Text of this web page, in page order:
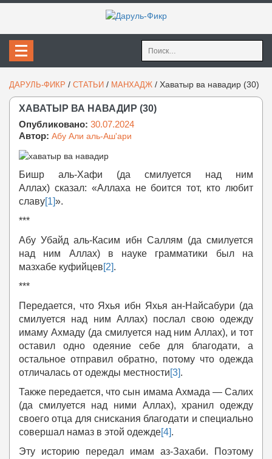
Найти:
ДАРУЛЬ-ФИКР / СТАТЬИ / МАНХАДЖ / Хаватыр ва навадир (30)
ХАВАТЫР ВА НАВАДИР (30)
Опубликовано: 30.07.2024
Автор: Абу Али аль-Аш'ари
Бишр аль-Хафи (да смилуется над ним
Аллах) сказал: «Аллаха не боится тот, кто любит
славу[1]».
***
Абу Убайд аль-Касим ибн Саллям (да смилуется
над ним Аллах) в науке грамматики был на
мазхабе куфийцев[2].
***
Передается, что Яхья ибн Яхья ан-Найсабури (да
смилуется над ним Аллах) послал свою одежду
имаму Ахмаду (да смилуется над ним Аллах), и тот
оставил одно одеяние себе для благодати, а
остальное отправил обратно, потому что одежда
отличалась от одежды местности[3].
Также передается, что сын имама Ахмада — Салих
(да смилуется над ними Аллах), хранил одежду
своего отца для снискания благодати и специально
совершал намаз в этой одежде[4].
Эту историю передал имам аз-Захаби. Поэтому